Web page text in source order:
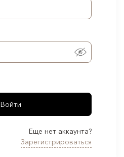
Войти
Еще нет аккаунта?
Зарегистрироваться